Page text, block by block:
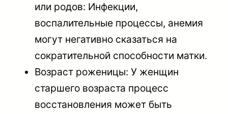
или родов: Инфекции,
воспалительные процессы, анемия
могут негативно сказаться на
сократительной способности матки.
Возраст роженицы: У женщин
старшего возраста процесс
восстановления может быть